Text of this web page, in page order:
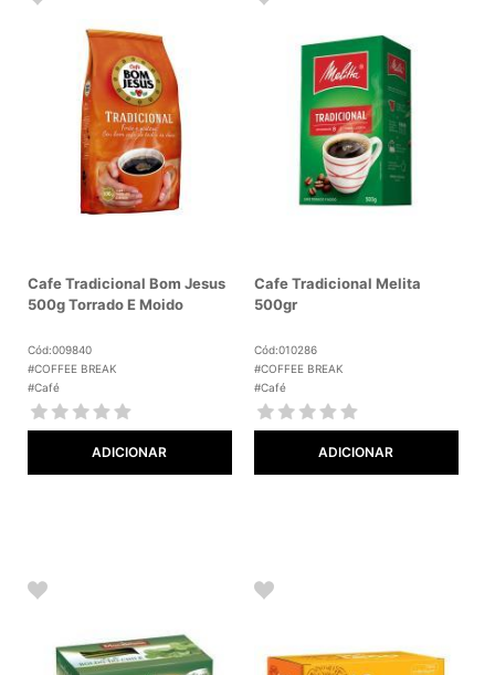
Cafe Tradicional Bom Jesus
500g Torrado E Moido
Cód:009840
#COFFEE BREAK
#Café
ADICIONAR
Cafe Tradicional Melita
500gr
Cód:010286
#COFFEE BREAK
#Café
ADICIONAR